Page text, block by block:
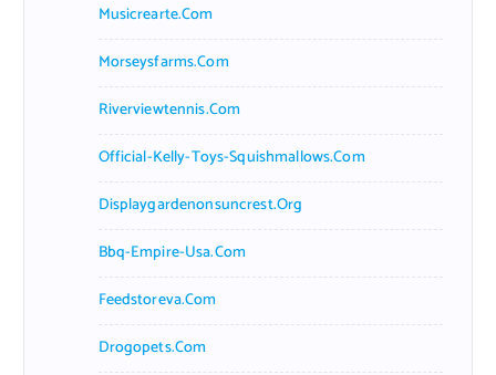
Musicrearte.com
Morseysfarms.com
Riverviewtennis.com
Official-Kelly-Toys-Squishmallows.com
Displaygardenonsuncrest.org
Bbq-Empire-Usa.com
Feedstoreva.com
Drogopets.com